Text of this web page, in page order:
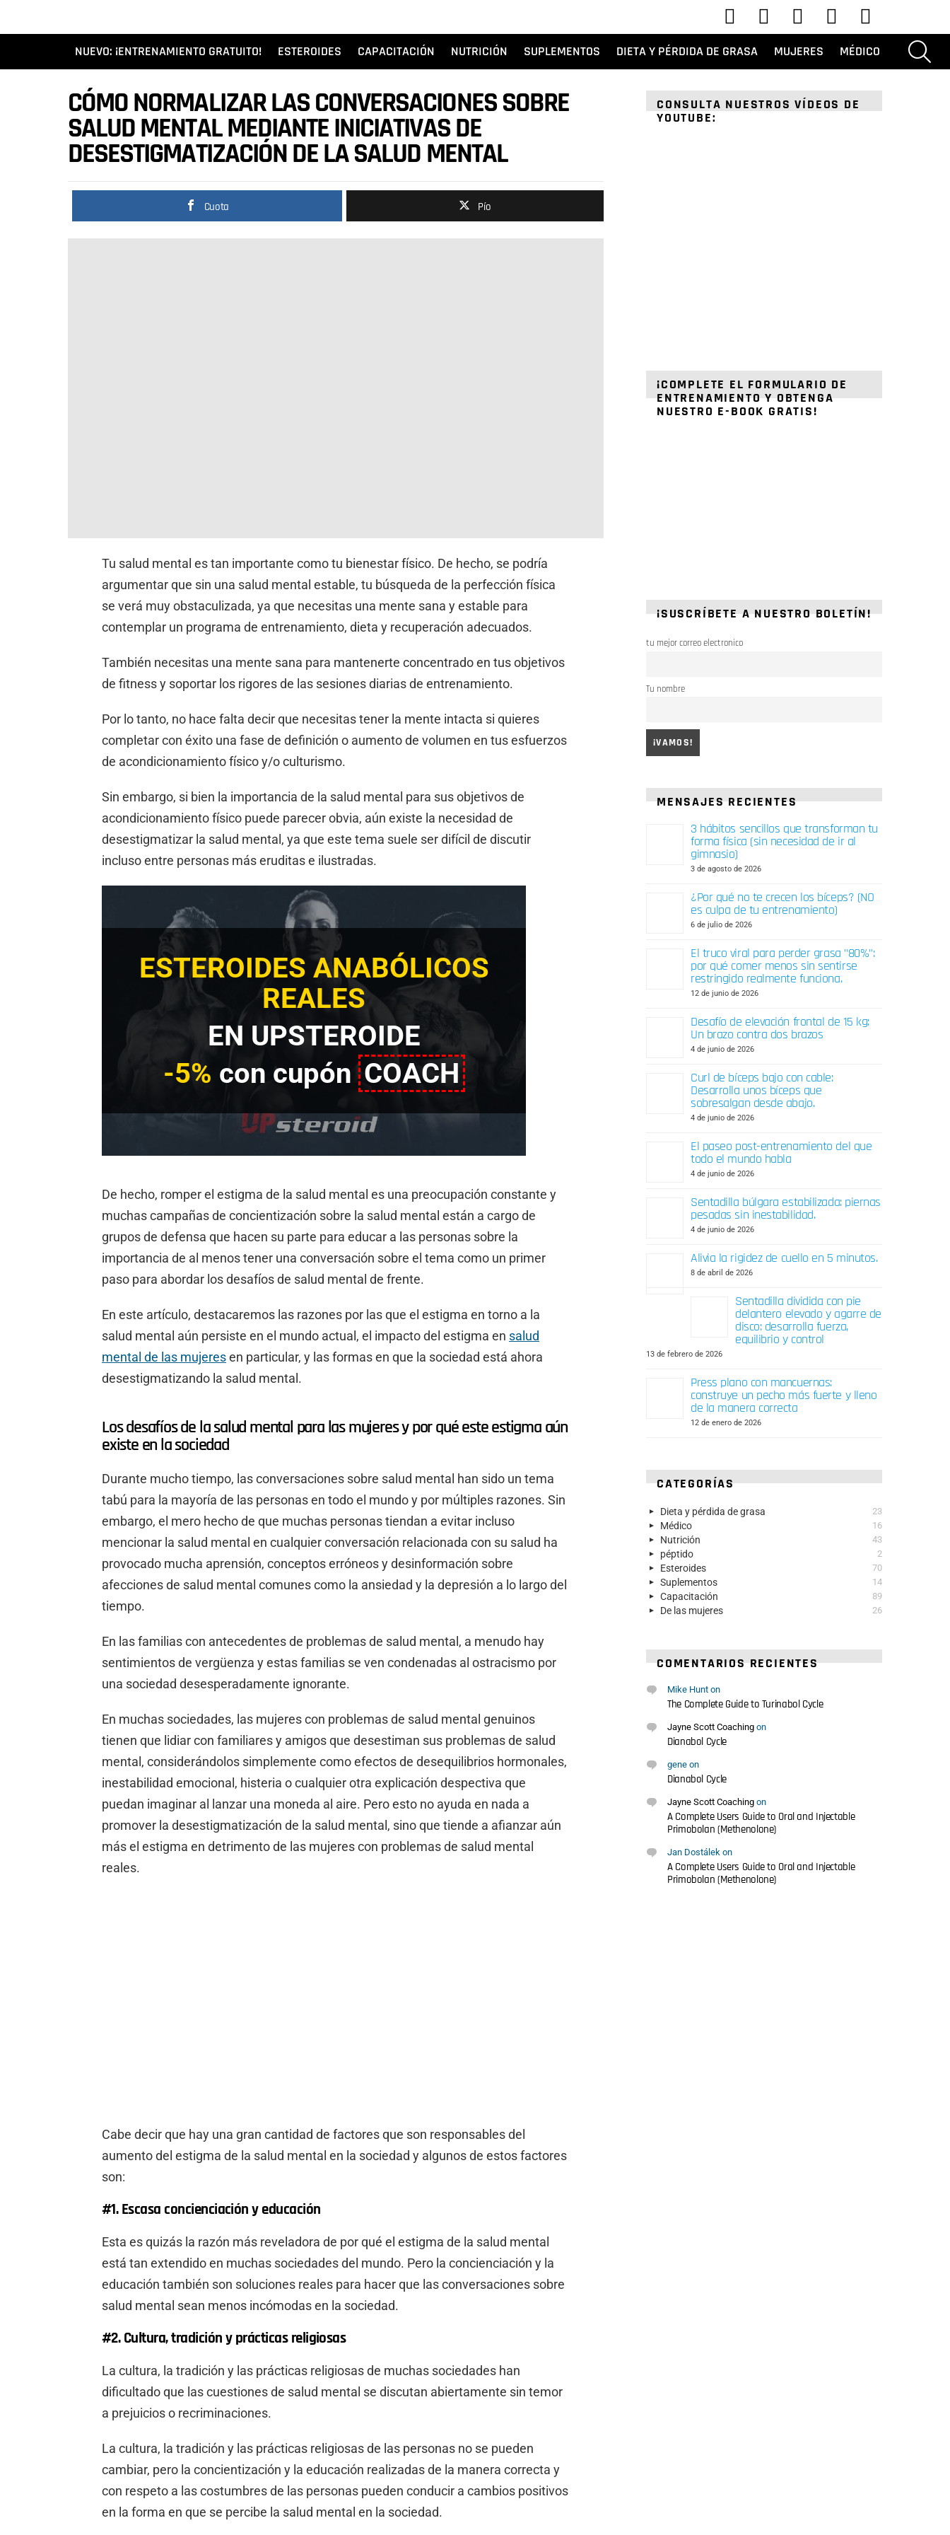
NUEVO: ¡ENTRENAMIENTO GRATUITO! ESTEROIDES CAPACITACIÓN NUTRICIÓN SUPLEMENTOS DIETA Y PÉRDIDA DE GRASA MUJERES MÉDICO
CÓMO NORMALIZAR LAS CONVERSACIONES SOBRE
SALUD MENTAL MEDIANTE INICIATIVAS DE
DESESTIGMATIZACIÓN DE LA SALUD MENTAL
Cuota Pío
Tu salud mental es tan importante como tu bienestar físico. De hecho, se podría
argumentar que sin una salud mental estable, tu búsqueda de la perfección física
se verá muy obstaculizada, ya que necesitas una mente sana y estable para
contemplar un programa de entrenamiento, dieta y recuperación adecuados.
También necesitas una mente sana para mantenerte concentrado en tus objetivos
de fitness y soportar los rigores de las sesiones diarias de entrenamiento.
Por lo tanto, no hace falta decir que necesitas tener la mente intacta si quieres
completar con éxito una fase de definición o aumento de volumen en tus esfuerzos
de acondicionamiento físico y/o culturismo.
Sin embargo, si bien la importancia de la salud mental para sus objetivos de
acondicionamiento físico puede parecer obvia, aún existe la necesidad de
desestigmatizar la salud mental, ya que este tema suele ser difícil de discutir
incluso entre personas más eruditas e ilustradas.
ESTEROIDES ANABÓLICOS
REALES
EN UPSTEROIDE
-5% con cupón COACH
De hecho, romper el estigma de la salud mental es una preocupación constante y
muchas campañas de concientización sobre la salud mental están a cargo de
grupos de defensa que hacen su parte para educar a las personas sobre la
importancia de al menos tener una conversación sobre el tema como un primer
paso para abordar los desafíos de salud mental de frente.
En este artículo, destacaremos las razones por las que el estigma en torno a la
salud mental aún persiste en el mundo actual, el impacto del estigma en salud
mental de las mujeresen particular, y las formas en que la sociedad está ahora
desestigmatizando la salud mental.
Los desafíos de la salud mental para las mujeres y por qué este estigma aún
existe en la sociedad
Durante mucho tiempo, las conversaciones sobre salud mental han sido un tema
tabú para la mayoría de las personas en todo el mundo y por múltiples razones. Sin
embargo, el mero hecho de que muchas personas tiendan a evitar incluso
mencionar la salud mental en cualquier conversación relacionada con su salud ha
provocado mucha aprensión, conceptos erróneos y desinformación sobre
afecciones de salud mental comunes como la ansiedad y la depresión a lo largo del
tiempo.
En las familias con antecedentes de problemas de salud mental, a menudo hay
sentimientos de vergüenza y estas familias se ven condenadas al ostracismo por
una sociedad desesperadamente ignorante.
En muchas sociedades, las mujeres con problemas de salud mental genuinos
tienen que lidiar con familiares y amigos que desestiman sus problemas de salud
mental, considerándolos simplemente como efectos de desequilibrios hormonales,
inestabilidad emocional, histeria o cualquier otra explicación despectiva que
puedan imaginar al lanzar una moneda al aire. Pero esto no ayuda en nada a
promover la desestigmatización de la salud mental, sino que tiende a afianzar aún
más el estigma en detrimento de las mujeres con problemas de salud mental
reales.
Cabe decir que hay una gran cantidad de factores que son responsables del
aumento del estigma de la salud mental en la sociedad y algunos de estos factores
son:
#1. Escasa concienciación y educación
Esta es quizás la razón más reveladora de por qué el estigma de la salud mental
está tan extendido en muchas sociedades del mundo. Pero la concienciación y la
educación también son soluciones reales para hacer que las conversaciones sobre
salud mental sean menos incómodas en la sociedad.
#2. Cultura, tradición y prácticas religiosas
La cultura, la tradición y las prácticas religiosas de muchas sociedades han
dificultado que las cuestiones de salud mental se discutan abiertamente sin temor
a prejuicios o recriminaciones.
La cultura, la tradición y las prácticas religiosas de las personas no se pueden
cambiar, pero la concientización y la educación realizadas de la manera correcta y
con respeto a las costumbres de las personas pueden conducir a cambios positivos
en la forma en que se percibe la salud mental en la sociedad.
CONSULTA NUESTROS VÍDEOS DE
YOUTUBE:
¡COMPLETE EL FORMULARIO DE
ENTRENAMIENTO Y OBTENGA
NUESTRO E-BOOK GRATIS!
¡SUSCRÍBETE A NUESTRO BOLETÍN!
tu mejor correo electronico
Tu nombre
MENSAJES RECIENTES
3 hábitos sencillos que transforman tu
forma física (sin necesidad de ir al
gimnasio)
3 de agosto de 2026
¿Por qué no te crecen los bíceps? (NO
es culpa de tu entrenamiento)
6 de julio de 2026
El truco viral para perder grasa "80%":
por qué comer menos sin sentirse
restringido realmente funciona.
12 de junio de 2026
Desafío de elevación frontal de 15 kg:
Un brazo contra dos brazos
4 de junio de 2026
Curl de bíceps bajo con cable:
Desarrolla unos bíceps que
sobresalgan desde abajo.
4 de junio de 2026
El paseo post-entrenamiento del que
todo el mundo habla
4 de junio de 2026
Sentadilla búlgara estabilizada: piernas
pesadas sin inestabilidad.
4 de junio de 2026
Alivia la rigidez de cuello en 5 minutos.
8 de abril de 2026
Sentadilla dividida con pie
delantero elevado y agarre de
disco: desarrolla fuerza,
equilibrio y control
13 de febrero de 2026
Press plano con mancuernas:
construye un pecho más fuerte y lleno
de la manera correcta
12 de enero de 2026
CATEGORÍAS
Dieta y pérdida de grasa 23
Médico 16
Nutrición 43
péptido 2
Esteroides 70
Suplementos 14
Capacitación 89
De las mujeres 26
COMENTARIOS RECIENTES
Mike Hunt on
The Complete Guide to Turinabol Cycle
Jayne Scott Coaching on
Dianabol Cycle
gene on
Dianabol Cycle
Jayne Scott Coaching on
A Complete Users Guide to Oral and Injectable
Primobolan (Methenolone)
Jan Dostálek on
A Complete Users Guide to Oral and Injectable
Primobolan (Methenolone)